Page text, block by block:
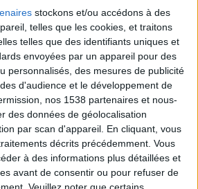
stockons et/ou accédons à des
telles que les cookies, et traitons
telles que des identifiants uniques et
envoyées par un appareil pour des
personnalisés, des mesures de publicité
d'audience et le développement de
nos 1538 partenaires et nous-
des données de géolocalisation
par scan d'appareil. En cliquant, vous
décrits précédemment. Vous
à des informations plus détaillées et
avant de consentir ou pour refuser de
Veuillez noter que certains
en direct Voir tout